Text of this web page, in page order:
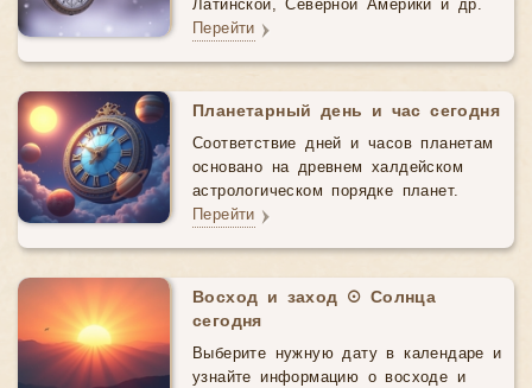
Латинской, Северной Америки и др.
Перейти
Планетарный день и час сегодня
Соответствие дней и часов планетам
основано на древнем халдейском
астрологическом порядке планет.
Перейти
Восход и заход ☉ Солнца
сегодня
Выберите нужную дату в календаре и
узнайте информацию о восходе и